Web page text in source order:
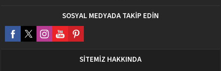
SOSYAL MEDYADA TAKİP EDİN
SİTEMİZ HAKKINDA